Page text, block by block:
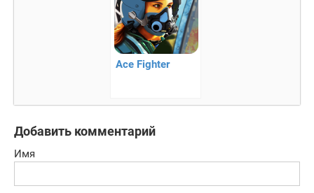
Ace Fighter
Добавить комментарий
Имя